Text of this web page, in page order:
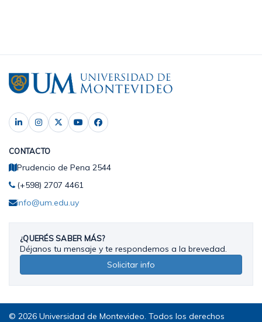
CONTACTO
Prudencio de Pena 2544
(+598) 2707 4461
info@um.edu.uy
¿QUERÉS SABER MÁS?
Déjanos tu mensaje y te respondemos a la brevedad.
Solicitar info
© 2026 Universidad de Montevideo. Todos los derechos